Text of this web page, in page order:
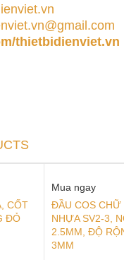
thietbidienviet.vn
CỐT
ĐỎ
Mua ngay
ĐẦU COS CHỮ
NHỰA SV2-3,
2.5MM, ĐỘ
3MM